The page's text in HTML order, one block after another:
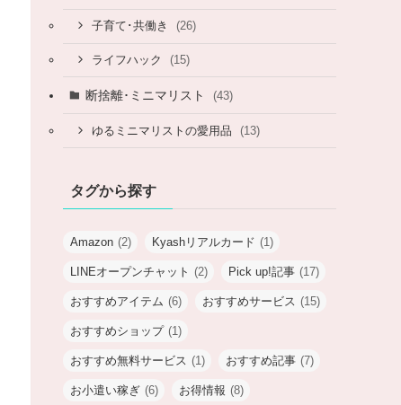
子育て･共働き (26)
ライフハック (15)
断捨離･ミニマリスト (43)
ゆるミニマリストの愛用品 (13)
タグから探す
Amazon (2) Kyashリアルカード (1)
LINEオープンチャット (2) Pick up!記事 (17)
おすすめアイテム (6) おすすめサービス (15)
おすすめショップ (1)
おすすめ無料サービス (1) おすすめ記事 (7)
お小遣い稼ぎ (6) お得情報 (8)